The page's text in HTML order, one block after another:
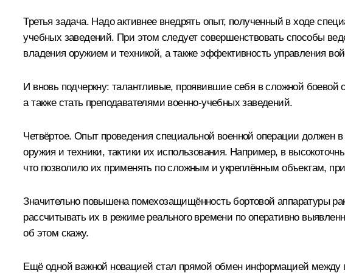
Третья задача. Надо активнее внедрять опыт, полученный в ходе
учебных заведений. При этом следует совершенствовать способы
владения оружием и техникой, а также эффективность управления
И вновь подчеркну: талантливые, проявившие себя в сложной
а также стать преподавателями военно-учебных заведений.
Четвёртое. Опыт проведения специальной военной операции должен
оружия и техники, тактики их использования. Например, в
что позволило их применять по сложным и укреплённым объектам,
Значительно повышена помехозащищённость бортовой аппаратуры
рассчитывать их в режиме реального времени по оперативно
об этом скажу.
Ещё одной важной новацией стал прямой обмен информацией между